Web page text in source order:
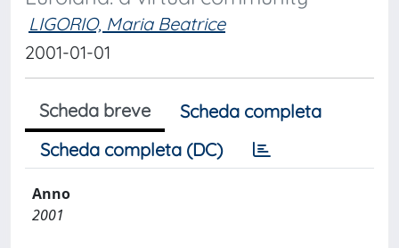
LIGORIO, Maria Beatrice
2001-01-01
Scheda breve
Scheda completa
Scheda completa (DC)
Anno
2001